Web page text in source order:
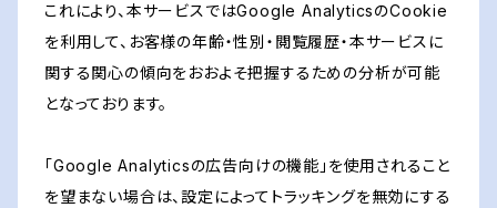
これにより、本サービスではGoogle AnalyticsのCookie
を利用して、お客様の年齢・性別・閲覧履歴・本サービスに
関する関心の傾向をおおよそ把握するための分析が可能
となっております。
「Google Analyticsの広告向けの機能」を使用されること
を望まない場合は、設定によってトラッキングを無効にする